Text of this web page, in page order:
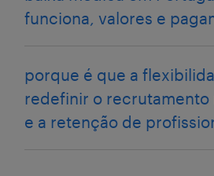
funciona, valores e
porque é que a
redefinir o recrutamento
e a retenção de